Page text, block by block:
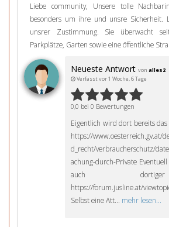
Liebe community, Unsere tolle
besonders um ihre und unsre Sicherheit.
unsrer Zustimmung. Sie überwacht
Parkplätze, Garten sowie eine öffentliche
Neueste Antwort von alles2
Verfasst vor 1 Woche, 6 Tage
0,0 bei 0 Bewertungen
Eigentlich wird dort bereits
https://www.oesterreich.gv.at/
d_recht/verbraucherschutz/
achung-durch-Private
auch
https://forum.jusline.at/
Selbst eine Att... mehr lesen...